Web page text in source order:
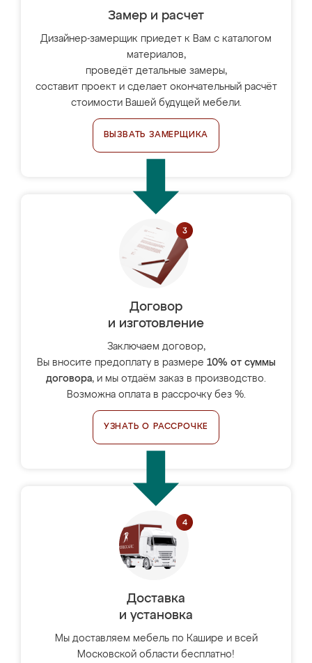
Замер и расчет
Дизайнер-замерщик приедет к Вам с каталогом
материалов,
проведёт детальные замеры,
составит проект и сделает окончательный расчёт
стоимости Вашей будущей мебели.
ВЫЗВАТЬ ЗАМЕРЩИКА
Договор
и изготовление
Заключаем договор,
Вы вносите предоплату в размере 10% от суммы
договора, и мы отдаём заказ в производство.
Возможна оплата в рассрочку без %.
УЗНАТЬ О РАССРОЧКЕ
Доставка
и установка
Мы доставляем мебель по Кашире и всей
Московской области бесплатно!